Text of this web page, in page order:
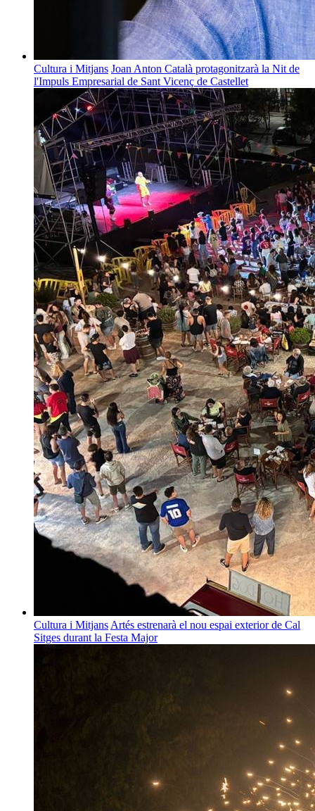
Cultura i Mitjans Joan Anton Català protagonitzarà la Nit de
l'Impuls Empresarial de Sant Vicenç de Castellet
Cultura i Mitjans Artés estrenarà el nou espai exterior de Cal
Sitges durant la Festa Major